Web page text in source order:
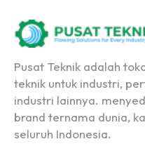
Pusat Teknik adalah
teknik untuk industri,
industri lainnya.
brand ternama dunia,
seluruh Indonesia.